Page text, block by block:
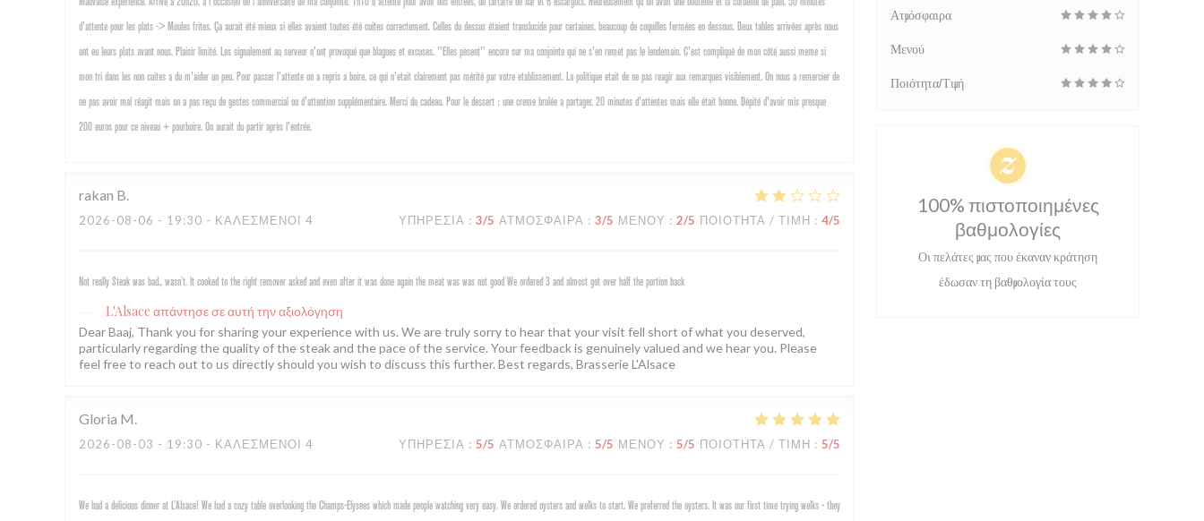
d'attente pour les plats -> Moules frites. Ça aurait été mieux si elles avaient toutes été cuites correctement. Celles du dessus étaient translucide pour certaines, beaucoup de coquilles fermées en dessous. Deux tables arrivées après nous
ont eu leurs plats avant nous. Plaisir limité. Les signalement au serveur n'ont provoqué que blagues et excuses. "Elles pèsent" encore sur ma conjointe qui ne s'en remet pas le lendemain. C'est compliqué de mon côté aussi meme si
mon tri dans les non cuites a du m'aider un peu. Pour passer l'attente on a repris a boire, ce qui n'etait clairement pas mérité par votre etablissement. La politique etait de ne pas reagir aux remarques visiblement. On nous a remercier de
ne pas avoir mal réagit mais on a pas reçu de gestes commercial ou d'attention supplémentaire. Merci du cadeau. Pour le dessert : une creme brulée a partager. 20 minutes d'attentes mais elle était bonne. Dépité d'avoir mis presque
200 euros pour ce niveau + pourboire. On aurait du partir après l'entrée.
rakan B
2026-08-06 - 19:30 - ΚΑΛΕΣΜΈΝΟΙ 4 ΥΠΗΡΕΣΊΑ : 3/5 ΑΤΜΌΣΦΑΙΡΑ : 3/5 ΜΕΝΟΎ : 2/5 ΠΟΙΌΤΗΤΑ / ΤΙΜΉ : 4/5
Not really Steak was bad,, wasn’t. It cooked to the right remover asked and even after it was done again the meat was was not good We ordered 3 and almost got over half the portion back
L'Alsace απάντησε σε αυτή την αξιολόγηση
Dear Baaj, Thank you for sharing your experience with us. We are truly sorry to hear that your visit fell short of what you deserved,
particularly regarding the quality of the steak and the pace of the service. Your feedback is genuinely valued and we hear you. Please
feel free to reach out to us directly should you wish to discuss this further. Best regards, Brasserie L'Alsace
Gloria M
2026-08-03 - 19:30 - ΚΑΛΕΣΜΈΝΟΙ 4 ΥΠΗΡΕΣΊΑ : 5/5 ΑΤΜΌΣΦΑΙΡΑ : 5/5 ΜΕΝΟΎ : 5/5 ΠΟΙΌΤΗΤΑ / ΤΙΜΉ : 5/5
We had a delicious dinner at L’Alsace! We had a cozy table overlooking the Champs-Elysees which made people watching very easy. We ordered oysters and welks to start. We preferred the oysters. It was our first time trying welks - they
Ατμόσφαιρα
Μενού
Ποιότητα/Τιμή
100% πιστοποιημένες
βαθμολογίες
Οι πελάτες μας που έκαναν κράτηση
έδωσαν τη βαθμολογία τους